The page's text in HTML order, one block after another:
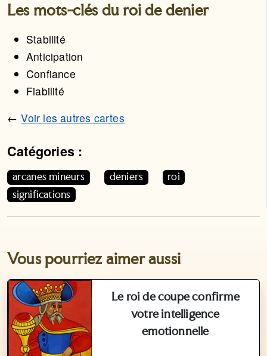
Les mots-clés du roi de denier
Stabilité
Anticipation
Confiance
Fiabilité
←Voir les autres cartes
Catégories :
Cet article appartient aux catégories suivantes. Vous
arcanes mineurs deniers
roi
significations
Vous pourriez aimer aussi
Le roi de coupe confirme
votre intelligence
emotionnelle